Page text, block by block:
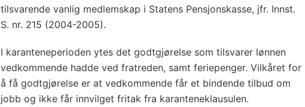
tilsvarende vanlig medlemskap i Statens Pensjonskasse, jfr. Innst.
S. nr. 215 (2004-2005).
I karanteneperioden ytes det godtgjørelse som tilsvarer lønnen
vedkommende hadde ved fratreden, samt feriepenger. Vilkåret for
å få godtgjørelse er at vedkommende får et bindende tilbud om
jobb og ikke får innvilget fritak fra karanteneklausulen.